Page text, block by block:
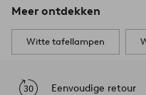
Meer ontdekken
Witte tafellampen
Eenvoudige retour